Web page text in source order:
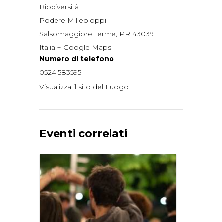
Biodiversità
Podere Millepioppi
Salsomaggiore Terme, PR 43039
Italia + Google Maps
Numero di telefono
0524 583595
Visualizza il sito del Luogo
Eventi correlati